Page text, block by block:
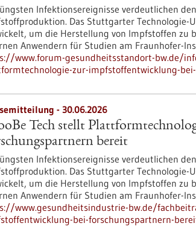
Infektionsereignisse verdeutlichen
Das Stuttgarter Technologie-
um die Herstellung von Impfstoffen zu
Anwendern für Studien am Fraunhofer-
www.forum-gesundheitsstandort-bw.de/
zur-impfstoffentwicklung-
- 30.06.2026
Tech stellt
bereit
Infektionsereignisse verdeutlichen
Das Stuttgarter Technologie-
um die Herstellung von Impfstoffen zu
Anwendern für Studien am Fraunhofer-
www.gesundheitsindustrie-bw.de/
bei-forschungspartnern-